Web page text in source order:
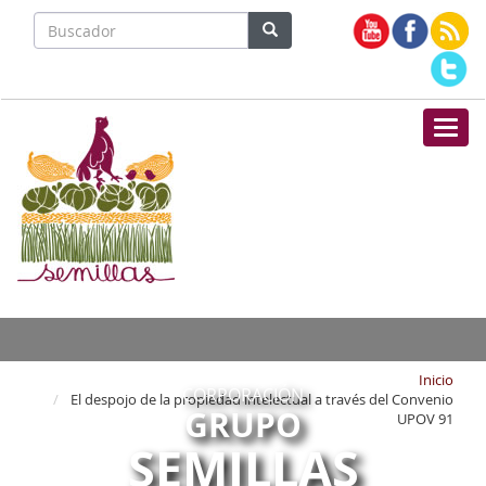
CORPORACIÓN
GRUPO
SEMILLAS
Inicio
El despojo de la propiedad intelectual a través del Convenio
UPOV 91